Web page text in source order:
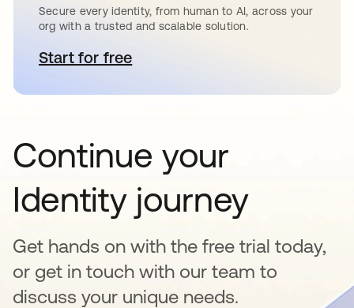
Secure every identity, from human to AI, across your
org with a trusted and scalable solution.
Start for freeabre em uma nova guia
Continue your
Identity journey
Get hands on with the free trial today,
or get in touch with our team to
discuss your unique needs.